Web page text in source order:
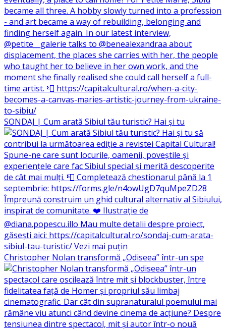
SONDAJ | Cum arată Sibiul tău turistic? Hai și tu
Christopher Nolan transformă „Odiseea” într-un spe